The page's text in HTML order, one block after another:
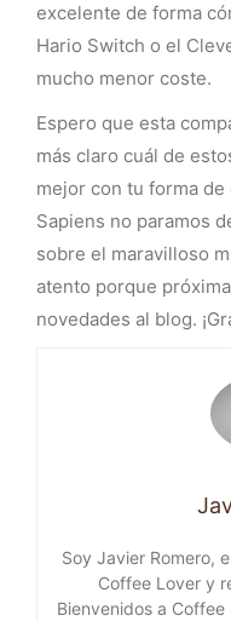
excelente de forma
Hario Switch o el
mucho menor coste.
Espero que esta
más claro cuál de
mejor con tu forma
Sapiens no paramos
sobre el maravilloso
atento porque
novedades al blog.
Soy Javier Romero,
Coffee Lover y
Bienvenidos a